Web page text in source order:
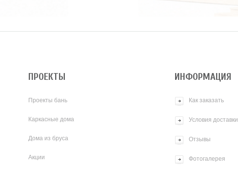
ПРОЕКТЫ
Проекты бань
Каркасные дома
Дома из бруса
Акции
ИНФОРМАЦИЯ
Как заказать
Условия доставки
Отзывы
Фотогалерея